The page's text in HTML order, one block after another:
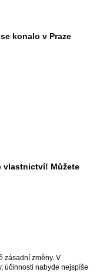
konalo v Praze
vlastnictví! Můžete
zásadní změny. V
účinnosti nabyde nejspíše